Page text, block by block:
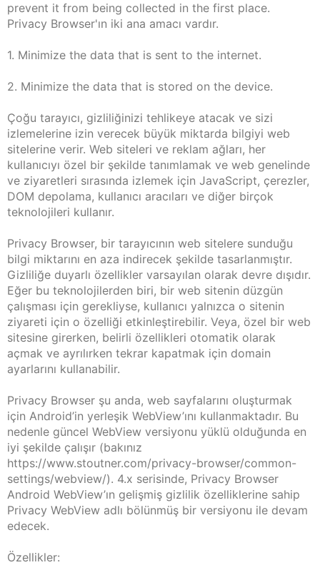
prevent it from being collected in the first place.
Privacy Browser'ın iki ana amacı vardır.
1. Minimize the data that is sent to the internet.
2. Minimize the data that is stored on the device.
Çoğu tarayıcı, gizliliğinizi tehlikeye atacak ve sizi
izlemelerine izin verecek büyük miktarda bilgiyi web
sitelerine verir. Web siteleri ve reklam ağları, her
kullanıcıyı özel bir şekilde tanımlamak ve web genelinde
ve ziyaretleri sırasında izlemek için JavaScript, çerezler,
DOM depolama, kullanıcı aracıları ve diğer birçok
teknolojileri kullanır.
Privacy Browser, bir tarayıcının web sitelere sunduğu
bilgi miktarını en aza indirecek şekilde tasarlanmıştır.
Gizliliğe duyarlı özellikler varsayılan olarak devre dışıdır.
Eğer bu teknolojilerden biri, bir web sitenin düzgün
çalışması için gerekliyse, kullanıcı yalnızca o sitenin
ziyareti için o özelliği etkinleştirebilir. Veya, özel bir web
sitesine girerken, belirli özellikleri otomatik olarak
açmak ve ayrılırken tekrar kapatmak için domain
ayarlarını kullanabilir.
Privacy Browser şu anda, web sayfalarını oluşturmak
için Android’in yerleşik WebView’ını kullanmaktadır. Bu
nedenle güncel WebView versiyonu yüklü olduğunda en
iyi şekilde çalışır (bakınız
https://www.stoutner.com/privacy-browser/common-
settings/webview/). 4.x serisinde, Privacy Browser
Android WebView’ın gelişmiş gizlilik özelliklerine sahip
Privacy WebView adlı bölünmüş bir versiyonu ile devam
edecek.
Özellikler: